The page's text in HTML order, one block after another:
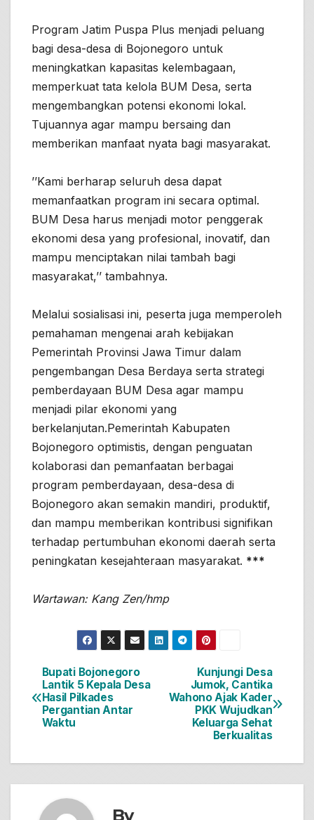
Program Jatim Puspa Plus menjadi peluang
bagi desa-desa di Bojonegoro untuk
meningkatkan kapasitas kelembagaan,
memperkuat tata kelola BUM Desa, serta
mengembangkan potensi ekonomi lokal.
Tujuannya agar mampu bersaing dan
memberikan manfaat nyata bagi masyarakat.
’’Kami berharap seluruh desa dapat
memanfaatkan program ini secara optimal.
BUM Desa harus menjadi motor penggerak
ekonomi desa yang profesional, inovatif, dan
mampu menciptakan nilai tambah bagi
masyarakat,’’ tambahnya.
Melalui sosialisasi ini, peserta juga memperoleh
pemahaman mengenai arah kebijakan
Pemerintah Provinsi Jawa Timur dalam
pengembangan Desa Berdaya serta strategi
pemberdayaan BUM Desa agar mampu
menjadi pilar ekonomi yang
berkelanjutan.Pemerintah Kabupaten
Bojonegoro optimistis, dengan penguatan
kolaborasi dan pemanfaatan berbagai
program pemberdayaan, desa-desa di
Bojonegoro akan semakin mandiri, produktif,
dan mampu memberikan kontribusi signifikan
terhadap pertumbuhan ekonomi daerah serta
peningkatan kesejahteraan masyarakat. ***
Wartawan: Kang Zen/hmp
Navigasi
pos
Kunjungi Desa
Jumok, Cantika
Wahono Ajak Kader
PKK Wujudkan
Keluarga Sehat
Berkualitas
Bupati Bojonegoro
Lantik 5 Kepala Desa
Hasil Pilkades
Pergantian Antar
Waktu
By